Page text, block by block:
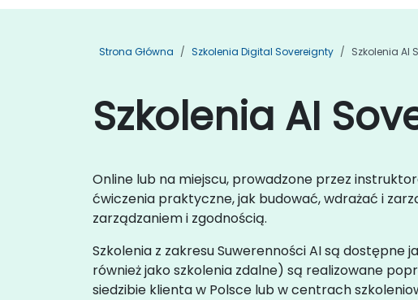
Strona Główna Szkolenia Digital Sovereignty Szkolenia AI
Szkolenia AI
Online lub na miejscu, prowadzone przez
ćwiczenia praktyczne, jak budować, wdrażać i
zarządzaniem i zgodnością.
Szkolenia z zakresu Suwerenności AI są dostępne
również jako szkolenia zdalne) są realizowane
siedzibie klienta w Polsce lub w centrach